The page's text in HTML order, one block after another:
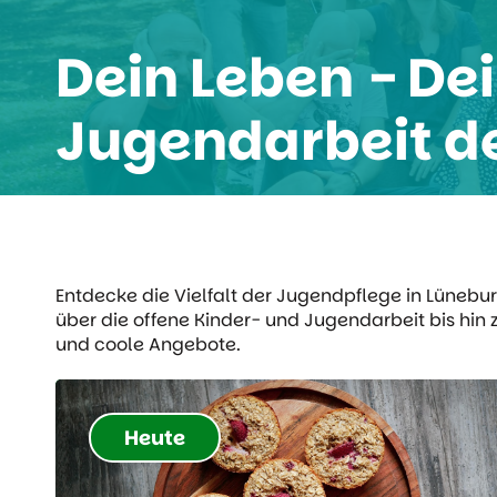
Dein Leben -
Jugendarbeit
Entdecke die Vielfalt der Jugendpflege in
über die offene Kinder- und Jugendarbeit bis
und coole Angebote.